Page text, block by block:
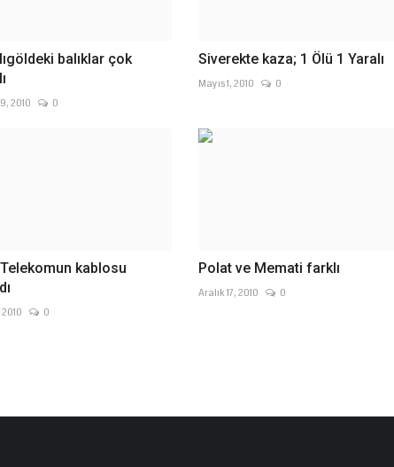
balıklar çok
2010 0
Siverekte kaza; 1 Ölü 1 Yaralı
Mayıs 1, 2010 0
kablosu
0
Polat ve Memati farklı
Aralık 17, 2010 0